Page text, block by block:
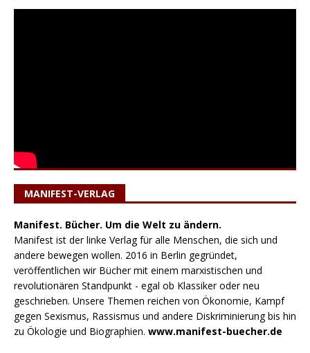
MANIFEST-VERLAG
Manifest. Bücher. Um die Welt zu ändern.
Manifest ist der linke Verlag für alle Menschen, die sich und
andere bewegen wollen. 2016 in Berlin gegründet,
veröffentlichen wir Bücher mit einem marxistischen und
revolutionären Standpunkt - egal ob Klassiker oder neu
geschrieben. Unsere Themen reichen von Ökonomie, Kampf
gegen Sexismus, Rassismus und andere Diskriminierung bis hin
zu Ökologie und Biographien. www.manifest-buecher.de